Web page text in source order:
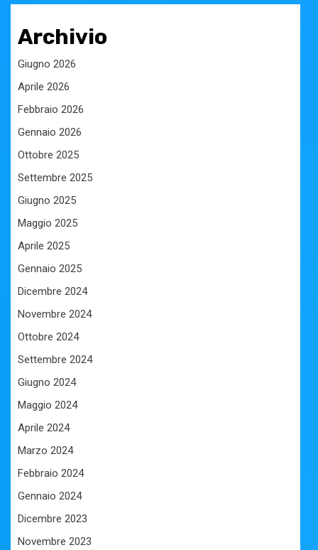
Archivio
Giugno 2026
Aprile 2026
Febbraio 2026
Gennaio 2026
Ottobre 2025
Settembre 2025
Giugno 2025
Maggio 2025
Aprile 2025
Gennaio 2025
Dicembre 2024
Novembre 2024
Ottobre 2024
Settembre 2024
Giugno 2024
Maggio 2024
Aprile 2024
Marzo 2024
Febbraio 2024
Gennaio 2024
Dicembre 2023
Novembre 2023